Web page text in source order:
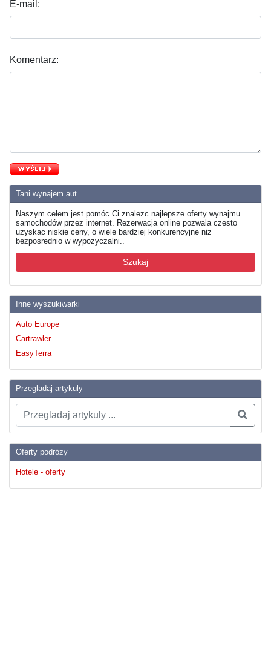
Tani wynajem aut
Naszym celem jest pomóc Ci znalezc najlepsze oferty wynajmu
samochodów przez internet. Rezerwacja online pozwala czesto
uzyskac niskie ceny, o wiele bardziej konkurencyjne niz
bezposrednio w wypozyczalni..
Szukaj
Inne wyszukiwarki
Auto Europe
Cartrawler
EasyTerra
Przegladaj artykuly
Oferty podrózy
Hotele - oferty
E-mail:
Komentarz: